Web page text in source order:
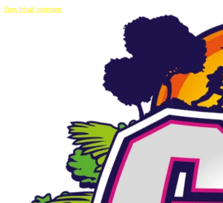
Zum Inhalt springen